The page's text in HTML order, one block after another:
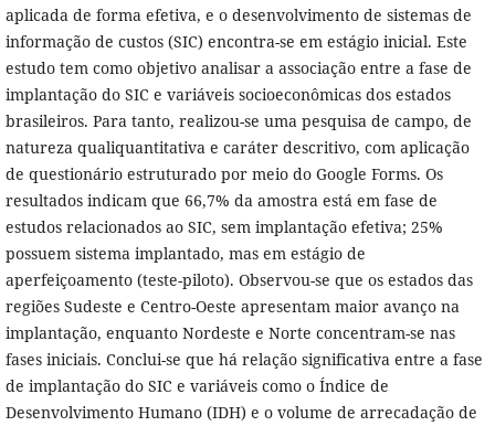
aplicada de forma efetiva, e o desenvolvimento de sistemas de
informação de custos (SIC) encontra-se em estágio inicial. Este
estudo tem como objetivo analisar a associação entre a fase de
implantação do SIC e variáveis socioeconômicas dos estados
brasileiros. Para tanto, realizou-se uma pesquisa de campo, de
natureza qualiquantitativa e caráter descritivo, com aplicação
de questionário estruturado por meio do Google Forms. Os
resultados indicam que 66,7% da amostra está em fase de
estudos relacionados ao SIC, sem implantação efetiva; 25%
possuem sistema implantado, mas em estágio de
aperfeiçoamento (teste-piloto). Observou-se que os estados das
regiões Sudeste e Centro-Oeste apresentam maior avanço na
implantação, enquanto Nordeste e Norte concentram-se nas
fases iniciais. Conclui-se que há relação significativa entre a fase
de implantação do SIC e variáveis como o Índice de
Desenvolvimento Humano (IDH) e o volume de arrecadação de